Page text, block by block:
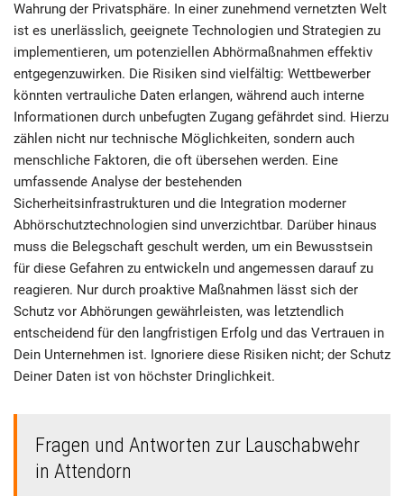
Wahrung der Privatsphäre. In einer zunehmend vernetzten Welt
ist es unerlässlich, geeignete Technologien und Strategien zu
implementieren, um potenziellen Abhörmaßnahmen effektiv
entgegenzuwirken. Die Risiken sind vielfältig: Wettbewerber
könnten vertrauliche Daten erlangen, während auch interne
Informationen durch unbefugten Zugang gefährdet sind. Hierzu
zählen nicht nur technische Möglichkeiten, sondern auch
menschliche Faktoren, die oft übersehen werden. Eine
umfassende Analyse der bestehenden
Sicherheitsinfrastrukturen und die Integration moderner
Abhörschutztechnologien sind unverzichtbar. Darüber hinaus
muss die Belegschaft geschult werden, um ein Bewusstsein
für diese Gefahren zu entwickeln und angemessen darauf zu
reagieren. Nur durch proaktive Maßnahmen lässt sich der
Schutz vor Abhörungen gewährleisten, was letztendlich
entscheidend für den langfristigen Erfolg und das Vertrauen in
Dein Unternehmen ist. Ignoriere diese Risiken nicht; der Schutz
Deiner Daten ist von höchster Dringlichkeit.
Fragen und Antworten zur Lauschabwehr
in Attendorn